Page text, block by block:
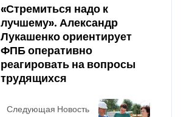
«Стремиться надо к
лучшему». Александр
Лукашенко ориентирует
ФПБ оперативно
реагировать на вопросы
трудящихся
Следующая Новость